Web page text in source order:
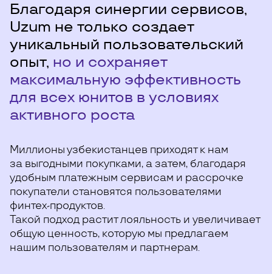
Благодаря синергии сервисов,
Uzum не только создает
уникальный пользовательский
опыт, но и сохраняет
максимальную эффективность
для всех юнитов в условиях
активного роста
Миллионы узбекистанцев приходят к нам
за выгодными покупками, а затем, благодаря
удобным платежным сервисам и рассрочке
покупатели становятся пользователями
финтех-продуктов.
Такой подход растит лояльность и увеличивает
общую ценность, которую мы предлагаем
нашим пользователям и партнерам.